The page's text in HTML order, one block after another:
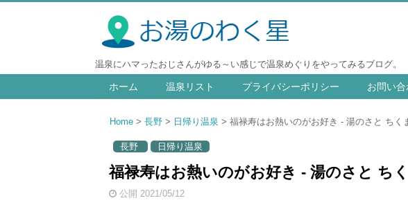
温泉にハマったおじさんがゆる～い感じで温泉めぐりをやってみるブログ。
ホーム 温泉リスト プライバシーポリシー お問い
Home 長野 日帰り温泉 福禄寿はお熱いのがお好き - 湯のさと ちく
長野 日帰り温泉
福禄寿はお熱いのがお好き - 湯のさと ちく
公開 2021/05/12